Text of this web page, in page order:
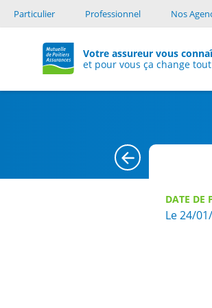
Particulier Professionnel Nos
Votre assureur vous
et pour vous ça change
Retour à la liste
DATE DE
Le 24/